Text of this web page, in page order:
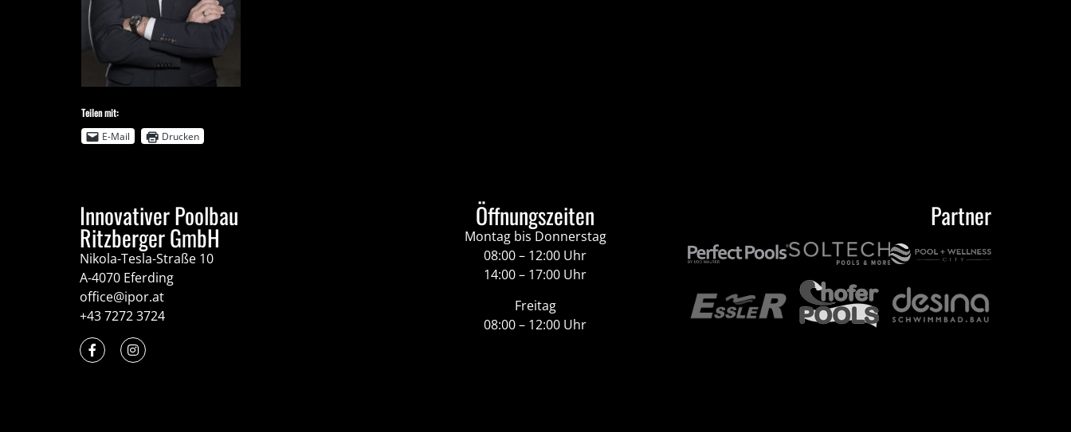
Teilen mit:
E-Mail
Drucken
Innovativer Poolbau
Ritzberger GmbH
Nikola-Tesla-Straße 10
A-4070 Eferding
office@ipor.at
+43 7272 3724
Öffnungszeiten
Montag bis Donnerstag
08:00 – 12:00 Uhr
14:00 – 17:00 Uhr
Freitag
08:00 – 12:00 Uhr
Partner